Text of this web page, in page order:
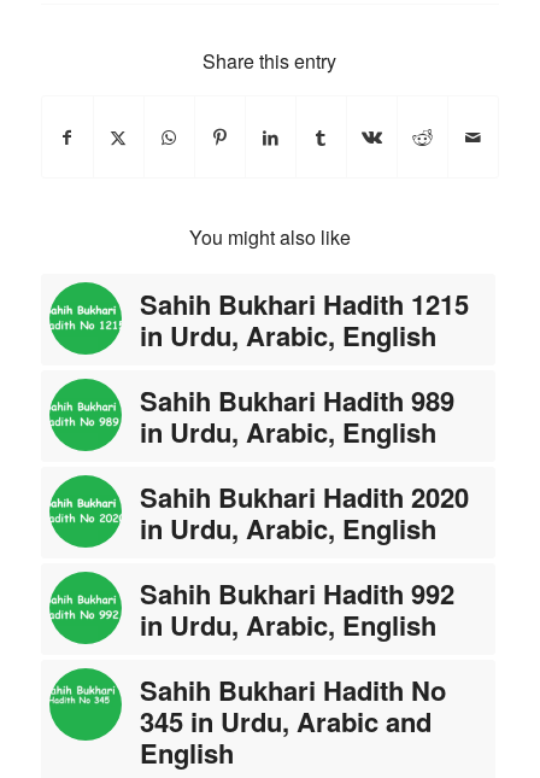
Share this entry
You might also like
Sahih Bukhari Hadith 1215
in Urdu, Arabic, English
Sahih Bukhari Hadith 989
in Urdu, Arabic, English
Sahih Bukhari Hadith 2020
in Urdu, Arabic, English
Sahih Bukhari Hadith 992
in Urdu, Arabic, English
Sahih Bukhari Hadith No
345 in Urdu, Arabic and
English